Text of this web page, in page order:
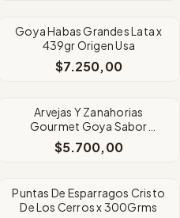
Goya Habas Grandes Lata x
439gr Origen Usa
$7.250,00
Arvejas Y Zanahorias
Gourmet Goya Sabor
Original x 425Grms
$5.700,00
Puntas De Esparragos Cristo
De Los Cerros x 300Grms